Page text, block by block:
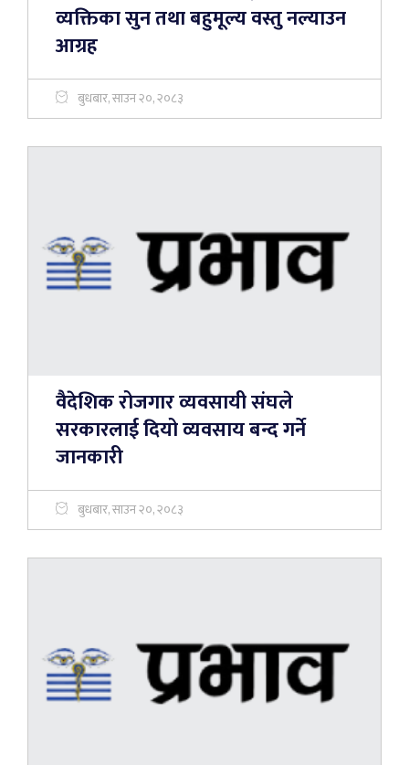
व्यक्तिका सुन तथा बहुमूल्य वस्तु नल्याउन
आग्रह
बुधबार, साउन २०, २०८३
वैदेशिक रोजगार व्यवसायी संघले
सरकारलाई दियो व्यवसाय बन्द गर्ने
जानकारी
बुधबार, साउन २०, २०८३